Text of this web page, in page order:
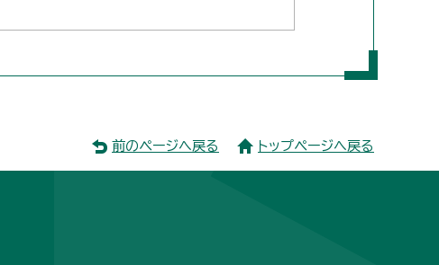
前のページへ戻る トップページへ戻る